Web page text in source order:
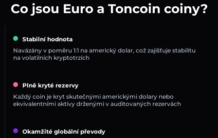
Co jsou Euro a Toncoin coiny?
Stabilní hodnota
Navázány v poměru 1:1 na americký dolar, což zajišťuje stabilitu
na volatilních kryptotrzích
Plně kryté rezervy
Každý coin je kryt skutečnými americkými dolary nebo
ekvivalentními aktivy drženými v auditovaných rezervách
Okamžité globální převody